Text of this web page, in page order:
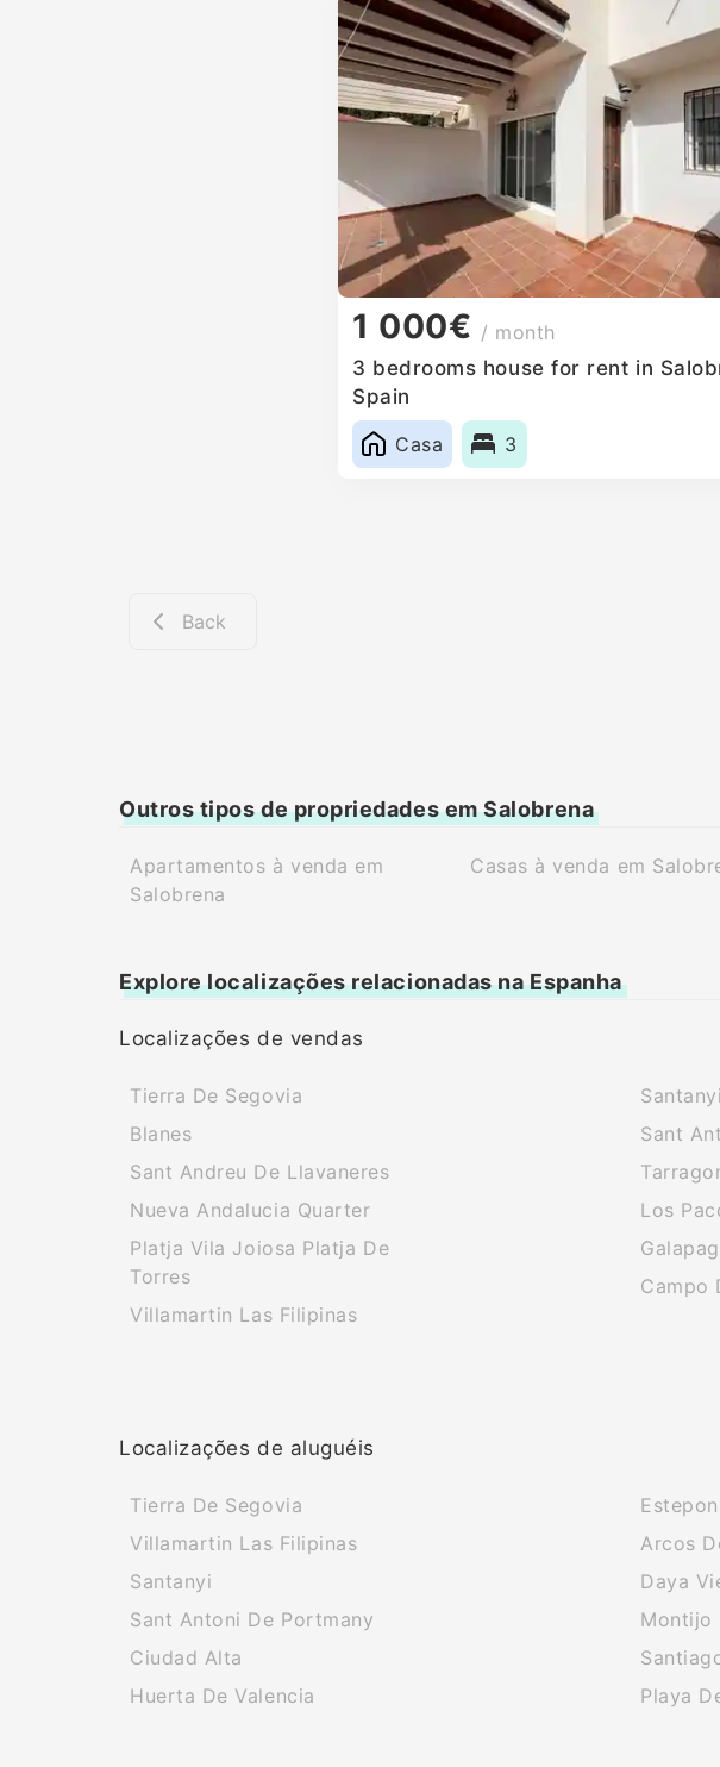
1 000€ / month
3 bedrooms house for rent in
Spain
Casa
3
Back
Outros tipos de propriedades em Salobrena
Apartamentos à venda em
Salobrena
Casas à venda em
Explore localizações relacionadas na Espanha
Localizações de vendas
Tierra De Segovia
Blanes
Sant Andreu De Llavaneres
Nueva Andalucia Quarter
Platja Vila Joiosa Platja De
Torres
Villamartin Las Filipinas
Santanyi
Sant
Los
Campo
Localizações de aluguéis
Tierra De Segovia
Villamartin Las Filipinas
Santanyi
Sant Antoni De Portmany
Ciudad Alta
Huerta De Valencia
Arcos
Daya
Montijo
Playa